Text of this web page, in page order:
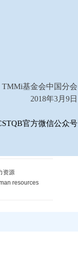
TMMi基金会中国分会
2018年3月9日
官方微信公众号
resources
资源